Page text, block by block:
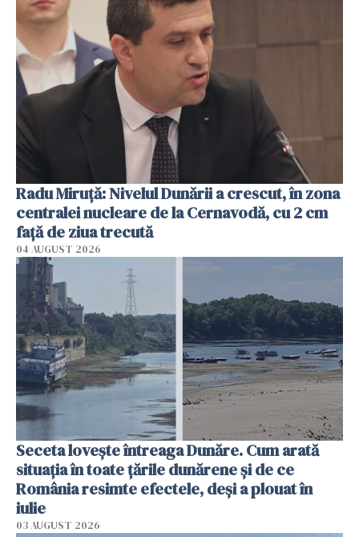
Radu Miruţă: Nivelul Dunării a crescut, în zona
centralei nucleare de la Cernavodă, cu 2 cm
faţă de ziua trecută
04 AUGUST 2026
Seceta lovește întreaga Dunăre. Cum arată
situația în toate țările dunărene și de ce
România resimte efectele, deși a plouat în
iulie
03 AUGUST 2026